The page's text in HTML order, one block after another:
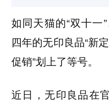
如同天猫的“双十一
四年的无印良品“新
促销”划上了等号。
近日，无印良品在